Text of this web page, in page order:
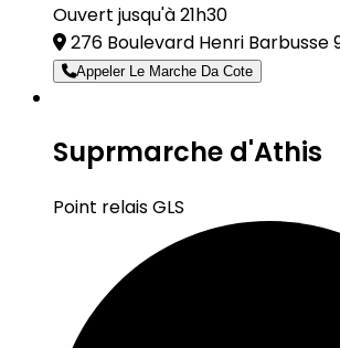
Ouvert jusqu'à 21h30
276 Boulevard Henri Barbusse
Appeler Le Marche Da Cote
Suprmarche d'Athis
Point relais GLS